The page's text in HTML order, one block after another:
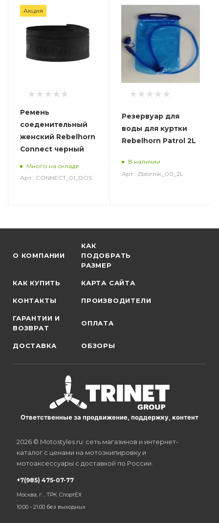
Акция
Ремень
соеденительный
женский Rebelhorn
Connect черный
Много на складе
Арт.: CONNECT_01_DOS
Резервуар для
воды для куртки
Rebelhorn Patrol 2L
В наличии
Арт.: Zbiornik_00_2L
О КОМПАНИИ
КАК
ПОДОБРАТЬ
РАЗМЕР
КАК КУПИТЬ КАРТА САЙТА
КОНТАКТЫ ПРОИЗВОДИТЕЛИ
ГАРАНТИИ И
ВОЗВРАТ
ОПЛАТА
ДОСТАВКА ОБЗОРЫ
Ответственные за продвижение, поддержку, контент
2026 © Motostyles.ru: сеть магазинов и интернет-
каталог с ценами на мотоэкипировку и
мотоаксессуары с доставкой по России.
+7(985) 475-07-77
Москва, г. , ТРК СпортЕХ
10:00 - 21:00 без выходных